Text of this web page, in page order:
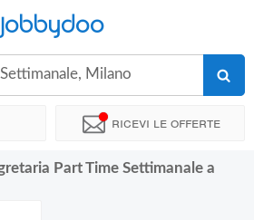
Jobbydoo
Milano
Ricevi le offerte
Part Time Settimanale a